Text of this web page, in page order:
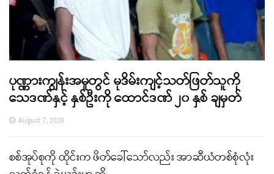
ပုဏ္ဏားကျွန်းအမှုတွင် မုဒိမ်းကျင့်သတ်ဖြတ်သူကို
သေဒဏ်နှင့် နှစ်ဦးကို ထောင်ဒဏ် ၂၀ နှစ် ချမှတ်
August 7, 2026
စစ်အုပ်စုကို ထိုင်းက ဖိတ်ခေါ်သော်လည်း အာဆီယံတစ်စုံလုံး